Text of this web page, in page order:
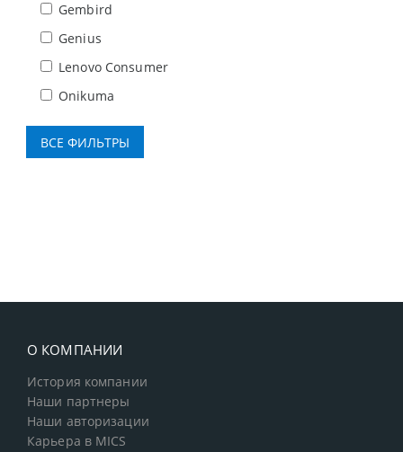
Gembird
Genius
Lenovo Consumer
Onikuma
О КОМПАНИИ
История компании
Наши партнеры
Наши авторизации
Карьера в MICS